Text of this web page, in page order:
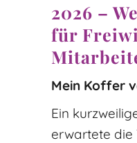
2026 –
für
Mein Koffer
Ein
erwartete die